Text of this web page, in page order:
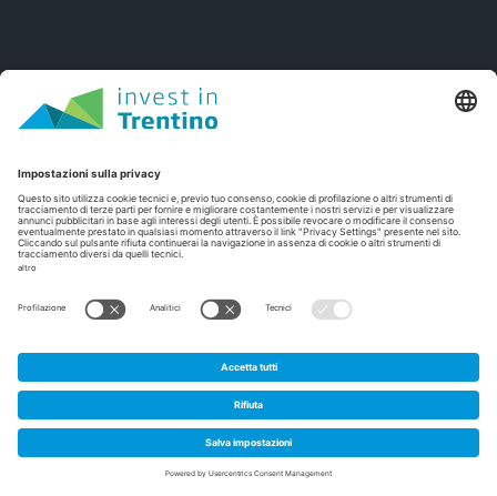
Home / Specializzazioni
/
ICT e Trasformazione Digitale
/ sport tech